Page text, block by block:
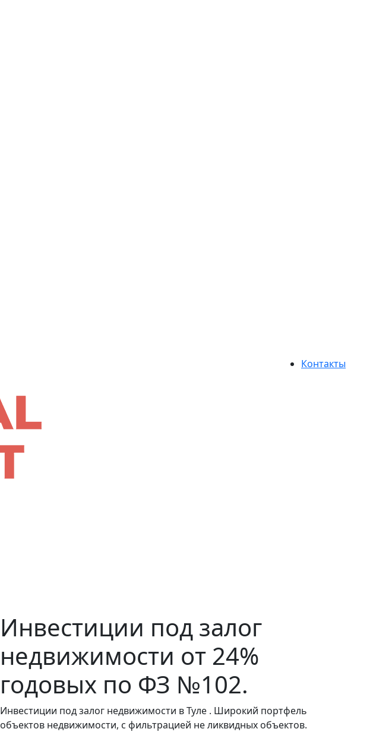
Контакты
Инвестиции под залог
недвижимости от 24%
годовых по ФЗ №102.
Инвестиции под залог недвижимости в Туле . Широкий портфель
объектов недвижимости, с фильтрацией не ликвидных объектов.